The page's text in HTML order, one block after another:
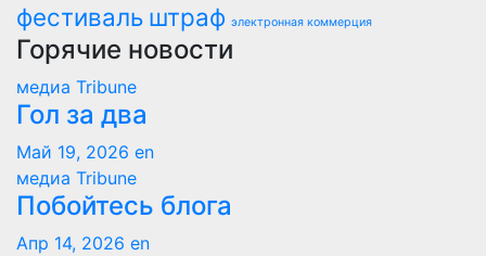
фестиваль штраф электронная коммерция
Горячие новости
медиа Tribune
Гол за два
Май 19, 2026 en
медиа Tribune
Побойтесь блога
Апр 14, 2026 en